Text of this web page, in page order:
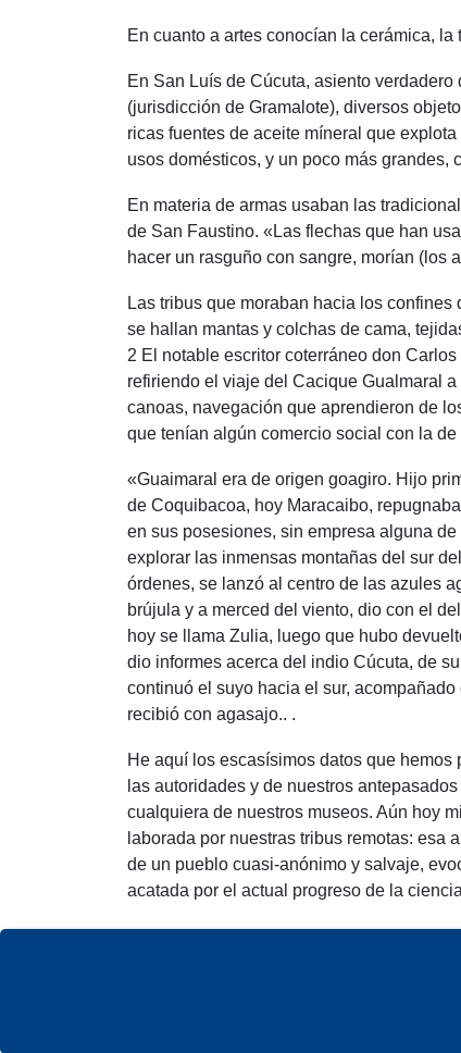
En cuanto a artes conocían la cerámica,
En San Luís de Cúcuta, asiento
(jurisdicción de Gramalote), diversos
ricas fuentes de aceite míneral que
usos domésticos, y un poco más grandes,
En materia de armas usaban las
de San Faustino. «Las flechas que han
hacer un rasguño con sangre, morían (los
Las tribus que moraban hacia los
se hallan mantas y colchas de cama,
2 El notable escritor coterráneo don
refiriendo el viaje del Cacique Gualmaral
canoas, navegación que aprendieron de
que tenían algún comercio social con la de
«Guaimaral era de origen goagiro. Hijo
de Coquibacoa, hoy Maracaibo,
en sus posesiones, sin empresa alguna
explorar las inmensas montañas del sur
órdenes, se lanzó al centro de las azules
brújula y a merced del viento, dio con el
hoy se llama Zulia, luego que hubo
dio informes acerca del indio Cúcuta, de
continuó el suyo hacia el sur,
recibió con agasajo.. .
He aquí los escasísimos datos que
las autoridades y de nuestros
cualquiera de nuestros museos. Aún hoy
laborada por nuestras tribus remotas: esa
de un pueblo cuasi-anónimo y salvaje,
acatada por el actual progreso de la